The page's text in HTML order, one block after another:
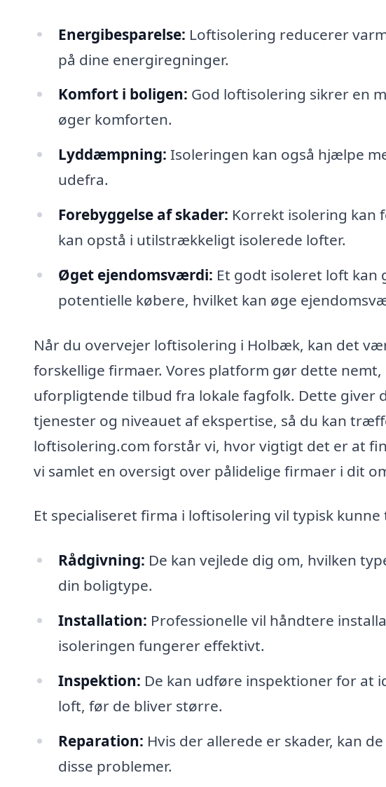
Energi­besparelse: Loftisolering reducerer
på dine energiregninger.
Komfort i boligen: God loftisolering sikrer en
øger komforten.
Lyddæmpning: Isoleringen kan også hjælpe
udefra.
Forebyggelse af skader: Korrekt isolering kan
kan opstå i utilstrækkeligt isolerede lofter.
Øget ejendomsværdi: Et godt isoleret loft
potentielle købere, hvilket kan øge
Når du overvejer loftisolering i Holbæk, kan det
forskellige firmaer. Vores platform gør dette
uforpligtende tilbud fra lokale fagfolk. Dette giver
tjenester og niveauet af ekspertise, så du kan
loftisolering.com forstår vi, hvor vigtigt det er at
vi samlet en oversigt over pålidelige firmaer i dit
Et specialiseret firma i loftisolering vil typisk
Rådgivning: De kan vejlede dig om, hvilken
din boligtype.
Installation: Professionelle vil håndtere
isoleringen fungerer effektivt.
Inspektion: De kan udføre inspektioner for at
loft, før de bliver større.
Reparation: Hvis der allerede er skader, kan
disse problemer.